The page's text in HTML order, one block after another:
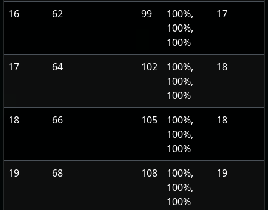
16 62 99
100%,
100%,
100%
17
17 64 102
100%,
100%,
100%
18
18 66 105
100%,
100%,
100%
18
19 68 108
100%,
100%,
100%
19